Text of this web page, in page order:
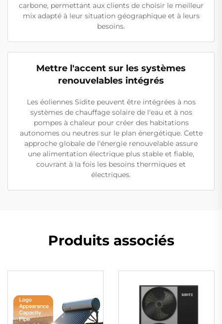
carbone, permettant aux clients de choisir le meilleur
mix adapté à leur situation géographique et à leurs
besoins.
Mettre l'accent sur les systèmes
renouvelables intégrés
Les éoliennes Sidite peuvent être intégrées à nos
systèmes de chauffage solaire de l'eau et à nos
pompes à chaleur pour créer des habitations
autonomes ou neutres sur le plan énergétique. Cette
approche globale de l'énergie renouvelable assure
une alimentation électrique plus stable et fiable,
couvrant à la fois les besoins thermiques et
électriques.
Produits associés